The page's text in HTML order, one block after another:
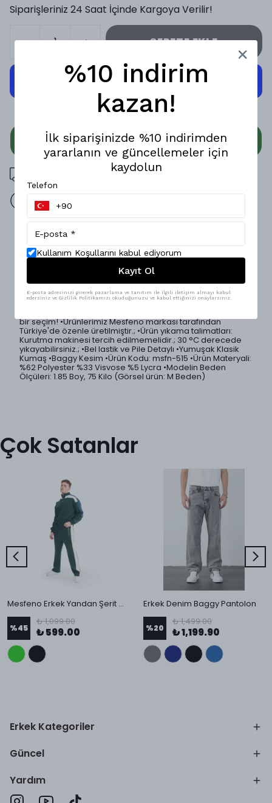
Siparişleriniz 24 Saat İçinde Kargoya Verilir!
SEPETE EKLE
WHATSAPP
3000 TL üzeri ücretsiz kargo
14 gün içinde iade değişim
Ürün Açıklaması
Zamansız stiliyle gardırobun vazgeçilmez parçası olmaya
aday tek pileli baggy erkek kumaş pantolon, rahatlığı ve
şıklığı bir arada sunar.; Baggy kesimiyle modern bir siluet
oluştururken, lastikli bel detayı sayesinde maksimum
konfor sağlar.; Tek pile detayı pantolona zarif bir form
kazandırır.; 5 farklı renk seçeneği ile geniş kombin imkanı
bir seçim! •Ürünlerimiz Mesfeno markası tarafından
Türkiye'de özenle üretilmiştir.; •Ürün yıkama talimatları:
Kurutma makinesi tercih edilmemelidir.; 30 °C derecede
yıkayabilirsiniz.; •Bel lastik ve Pile Detaylı •Yumuşak Klasik
Kumaş •Baggy Kesim •Ürün Kodu: msfn-515 •Ürün Materyali:
%62 Polyester %33 Visvose %5 Lycra •Modelin Beden
Ölçüleri: 1.85 Boy, 75 Kilo (Görsel ürün: M Beden)
Çok Satanlar
Mesfeno Erkek Yandan Şerit Detaylı Baggy Pantolon
%45
₺ 1,099.00
₺ 599.00
Erkek Denim Baggy Pantolon
%20
₺ 1,499.00
₺ 1,199.90
Erkek Kategoriler
Güncel
Yardım
%10 indirim
kazan!
İlk siparişinizde %10 indirimden
yararlanın ve güncellemeler için
kaydolun
Telefon
Kullanım Koşullarını kabul ediyorum
Kayıt Ol
E-posta adresinizi girerek pazarlama ve tanıtım ile ilgili iletişim almayı kabul
edersiniz ve Gizlilik Politikamızı okuduğunuzu ve kabul ettiğinizi onaylarsınız.